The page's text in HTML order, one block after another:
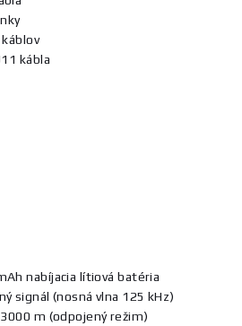
kábla
nabíjacia lítiová batéria
signál (nosná vlna 125 kHz)
m (odpojený režim)